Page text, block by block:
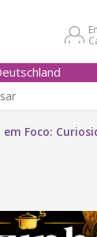
em Foco: